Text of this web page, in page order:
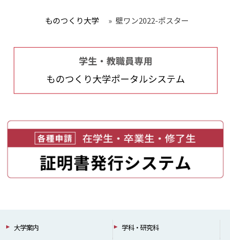
ものつくり大学 » 壁ワン2022-ポスター
大学案内
学科・研究科